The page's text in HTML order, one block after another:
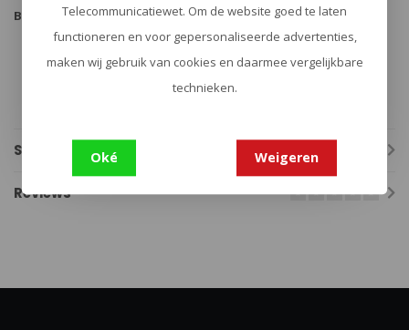
Belangrijkste kenmerken:
Inklapbare, schokabsorberende M4-kolf
Ultra-robuust en lichtgewicht ontwerp
4 QD sling mounts, geïntegreerd opbergvak
Specificaties
Reviews
Telecommunicatiewet. Om de website goed te laten
functioneren en voor gepersonaliseerde advertenties,
maken wij gebruik van cookies en daarmee vergelijkbare
technieken.
Oké Weigeren